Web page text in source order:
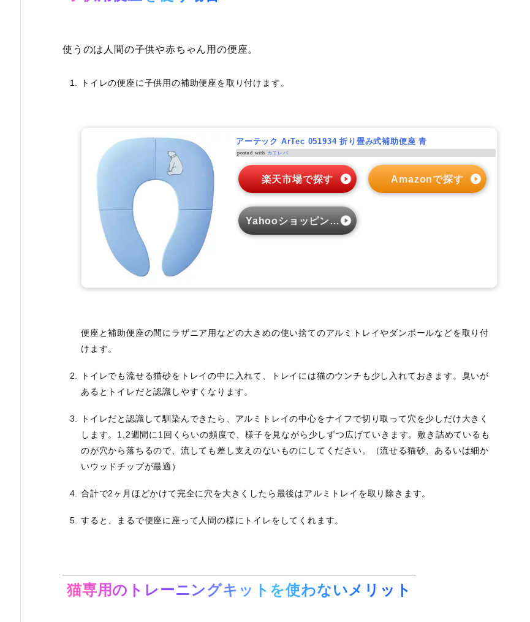
使うのは人間の子供や赤ちゃん用の便座。
トイレの便座に子供用の補助便座を取り付けます。
アーテック ArTec 051934 折り畳み式補助便座 青
posted with カエレバ
楽天市場で探す Amazonで探す
Yahooショッピングで探す
便座と補助便座の間にラザニア用などの大きめの使い捨てのアルミトレイやダンボールなどを取り付
けます。
トイレでも流せる猫砂をトレイの中に入れて、トレイには猫のウンチも少し入れておきます。臭いが
あるとトイレだと認識しやすくなります。
トイレだと認識して馴染んできたら、アルミトレイの中心をナイフで切り取って穴を少しだけ大きく
します。1,2週間に1回くらいの頻度で、様子を見ながら少しずつ広げていきます。敷き詰めているも
のが穴から落ちるので、流しても差し支えのないものにしてください。（流せる猫砂、あるいは細か
いウッドチップが最適）
合計で2ヶ月ほどかけて完全に穴を大きくしたら最後はアルミトレイを取り除きます。
すると、まるで便座に座って人間の様にトイレをしてくれます。
猫専用のトレーニングキットを使わないメリット